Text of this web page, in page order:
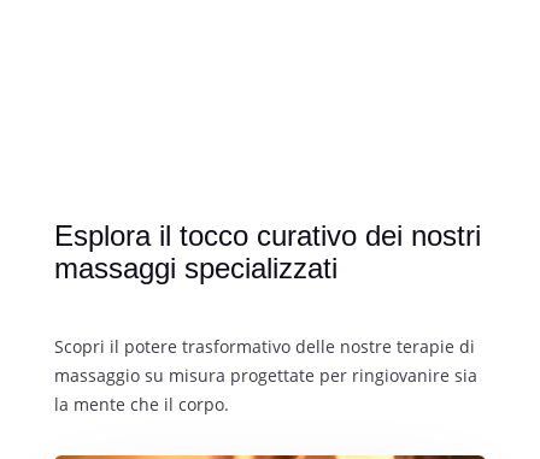
Esplora il tocco curativo dei nostri
massaggi specializzati
Scopri il potere trasformativo delle nostre terapie di
massaggio su misura progettate per ringiovanire sia
la mente che il corpo.